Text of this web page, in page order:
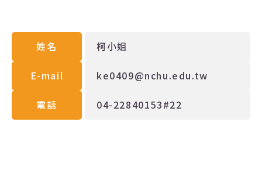
姓名 柯小姐
E-mail ke0409@nchu.edu.tw
電話 04-22840153#22